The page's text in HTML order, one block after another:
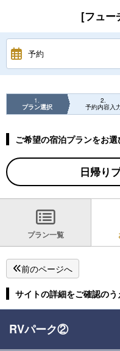
[フュー
予約
1
プラン選択
2
予約内容入
ご希望の宿泊プランをお選
日帰り
プラン一覧
前のページへ
サイトの詳細をご確認のう
RVパーク②